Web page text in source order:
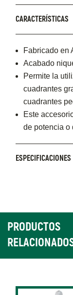
CARACTERÍSTICAS
Fabricado en
Acabado
Permite la
cuadrantes
cuadrantes
Este
de potencia o
ESPECIFICACIONES
PRODUCTOS